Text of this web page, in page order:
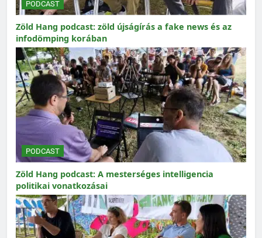
PODCAST
Zöld Hang podcast: zöld újságírás a fake news és az
infodömping korában
PODCAST
Zöld Hang podcast: A mesterséges intelligencia
politikai vonatkozásai